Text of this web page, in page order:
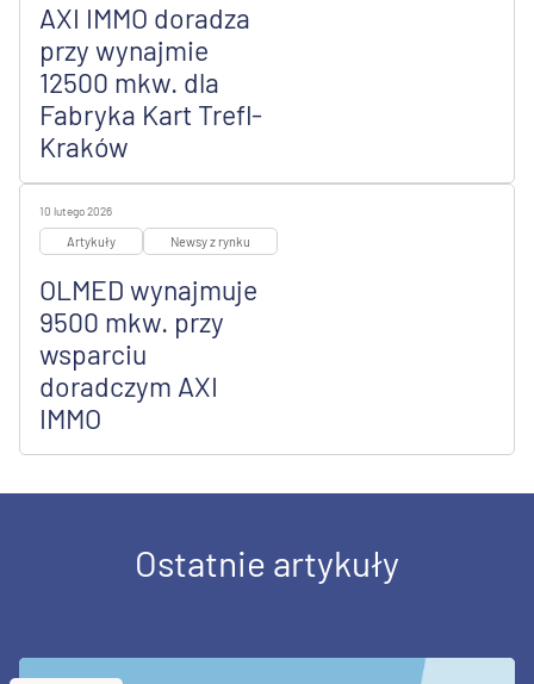
AXI IMMO doradza
przy wynajmie
12500 mkw. dla
Fabryka Kart Trefl-
Kraków
10 lutego 2026
Artykuły Newsy z rynku
OLMED wynajmuje
9500 mkw. przy
wsparciu
doradczym AXI
IMMO
Ostatnie artykuły